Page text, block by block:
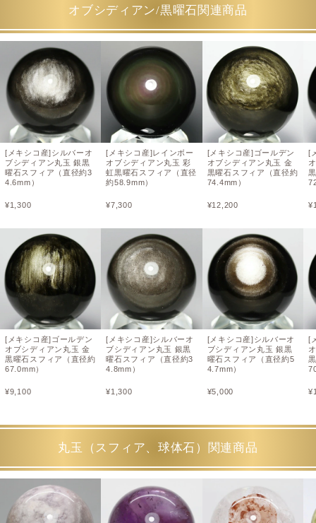
オブシディアン/黒曜石関連商品
[メキシコ産]シルバーオ
ブシディアン丸玉 銀黒
曜石スフィア（直径約3
4.6mm）
¥1,300
[メキシコ産]ゴールデン
オブシディアン丸玉 金
黒曜石スフィア（直径約
67.0mm）
¥9,100
[メキシコ産]レインボー
オブシディアン丸玉 彩
虹黒曜石スフィア（直径
約58.9mm）
¥7,300
[メキシコ産]シルバーオ
ブシディアン丸玉 銀黒
曜石スフィア（直径約3
4.8mm）
¥1,300
[メキシコ産]ゴールデン
オブシディアン丸玉 金
黒曜石スフィア（直径約
74.4mm）
¥12,200
[メキシコ産]シルバーオ
ブシディアン丸玉 銀黒
曜石スフィア（直径約5
4.7mm）
¥5,000
[
¥
[
¥
丸玉（スフィア、球体石）関連商品